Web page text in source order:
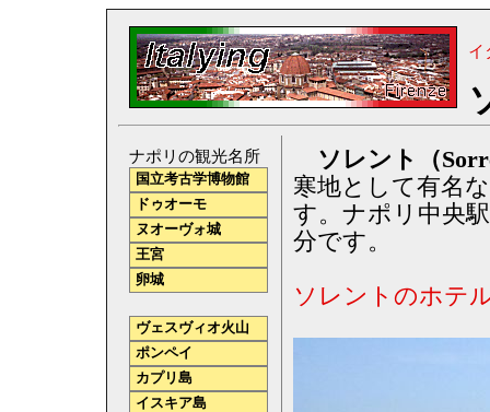
イ
ソレント（
寒地として有名
す。ナポリ中央
分です。
ソレントのホテ
ナポリの観光名所
国立考古学博物館
ドゥオーモ
ヌオーヴォ城
王宮
卵城
ヴェスヴィオ火山
ポンペイ
カプリ島
イスキア島